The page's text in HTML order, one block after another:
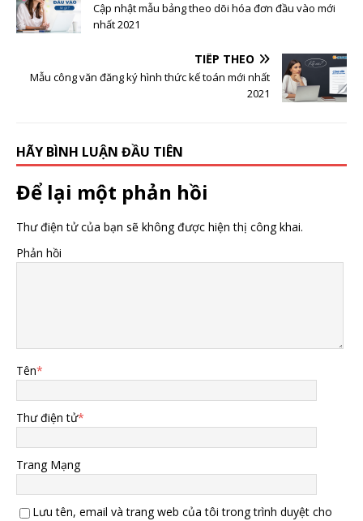
Cập nhật mẫu bảng theo dõi hóa đơn đầu vào mới
nhất 2021
TIẾP THEO
Mẫu công văn đăng ký hình thức kế toán mới nhất
2021
HÃY BÌNH LUẬN ĐẦU TIÊN
Để lại một phản hồi
Thư điện tử của bạn sẽ không được hiện thị công khai.
Phản hồi
Tên*
Thư điện tử*
Trang Mạng
Lưu tên, email và trang web của tôi trong trình duyệt cho